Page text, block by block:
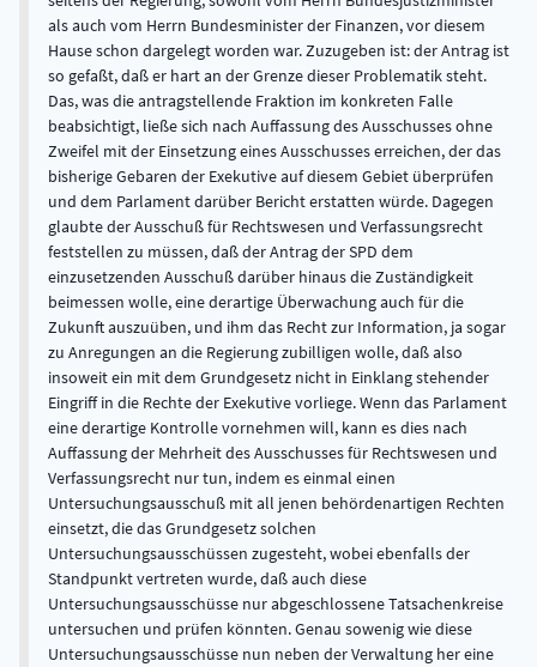
als auch vom Herrn Bundesminister der Finanzen, vor diesem
Hause schon dargelegt worden war. Zuzugeben ist: der Antrag ist
so gefaßt, daß er hart an der Grenze dieser Problematik steht.
Das, was die antragstellende Fraktion im konkreten Falle
beabsichtigt, ließe sich nach Auffassung des Ausschusses ohne
Zweifel mit der Einsetzung eines Ausschusses erreichen, der das
bisherige Gebaren der Exekutive auf diesem Gebiet überprüfen
und dem Parlament darüber Bericht erstatten würde. Dagegen
glaubte der Ausschuß für Rechtswesen und Verfassungsrecht
feststellen zu müssen, daß der Antrag der SPD dem
einzusetzenden Ausschuß darüber hinaus die Zuständigkeit
beimessen wolle, eine derartige Überwachung auch für die
Zukunft auszuüben, und ihm das Recht zur Information, ja sogar
zu Anregungen an die Regierung zubilligen wolle, daß also
insoweit ein mit dem Grundgesetz nicht in Einklang stehender
Eingriff in die Rechte der Exekutive vorliege. Wenn das Parlament
eine derartige Kontrolle vornehmen will, kann es dies nach
Auffassung der Mehrheit des Ausschusses für Rechtswesen und
Verfassungsrecht nur tun, indem es einmal einen
Untersuchungsausschuß mit all jenen behördenartigen Rechten
einsetzt, die das Grundgesetz solchen
Untersuchungsausschüssen zugesteht, wobei ebenfalls der
Standpunkt vertreten wurde, daß auch diese
Untersuchungsausschüsse nur abgeschlossene Tatsachenkreise
untersuchen und prüfen könnten. Genau sowenig wie diese
Untersuchungsausschüsse nun neben der Verwaltung her eine